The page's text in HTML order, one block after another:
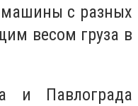
машины с разных
весом груза в
и Павлограда